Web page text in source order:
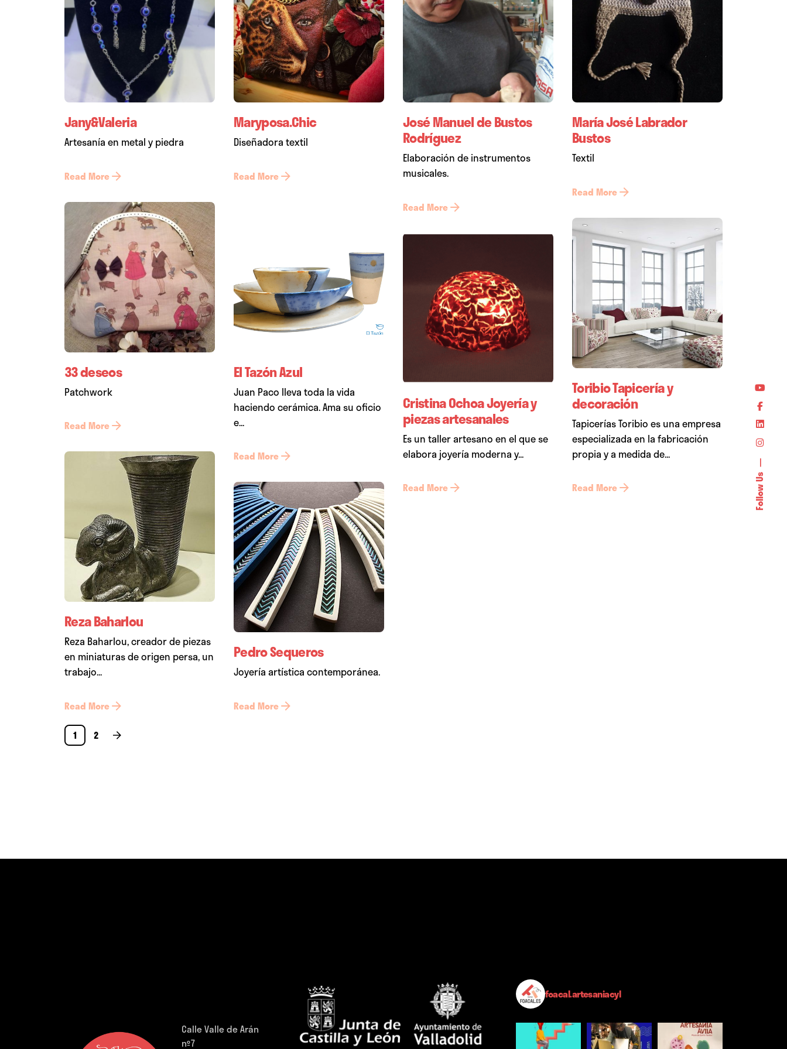
Follow Us
Jany&Valeria
Artesanía en metal y piedra
Read More
Maryposa.Chic
Diseñadora textil
Read More
José Manuel de Bustos
Rodríguez
Elaboración de instrumentos
musicales.
Read More
María José Labrador
Bustos
Textil
Read More
33 deseos
Patchwork
Read More
El Tazón Azul
Juan Paco lleva toda la vida
haciendo cerámica. Ama su oficio
e...
Read More
Cristina Ochoa Joyería y
piezas artesanales
Es un taller artesano en el que se
elabora joyería moderna y...
Read More
Toribio Tapicería y
decoración
Tapicerías Toribio es una empresa
especializada en la fabricación
propia y a medida de...
Read More
Reza Baharlou
Reza Baharlou, creador de piezas
en miniaturas de origen persa, un
trabajo...
Read More
Pedro Sequeros
Joyería artística contemporánea.
Read More
1 2
Calle Valle de Arán
nº7
foacal.artesaniacyl